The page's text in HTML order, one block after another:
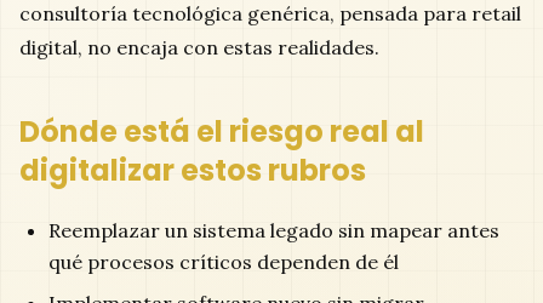
consultoría tecnológica genérica, pensada para retail
digital, no encaja con estas realidades.
Dónde está el riesgo real al
digitalizar estos rubros
Reemplazar un sistema legado sin mapear antes
qué procesos críticos dependen de él